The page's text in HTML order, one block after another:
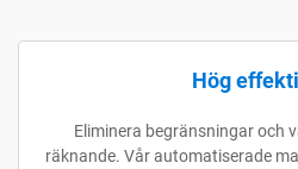
Hög
Eliminera begränsningar och
räknande. Vår automatiserade